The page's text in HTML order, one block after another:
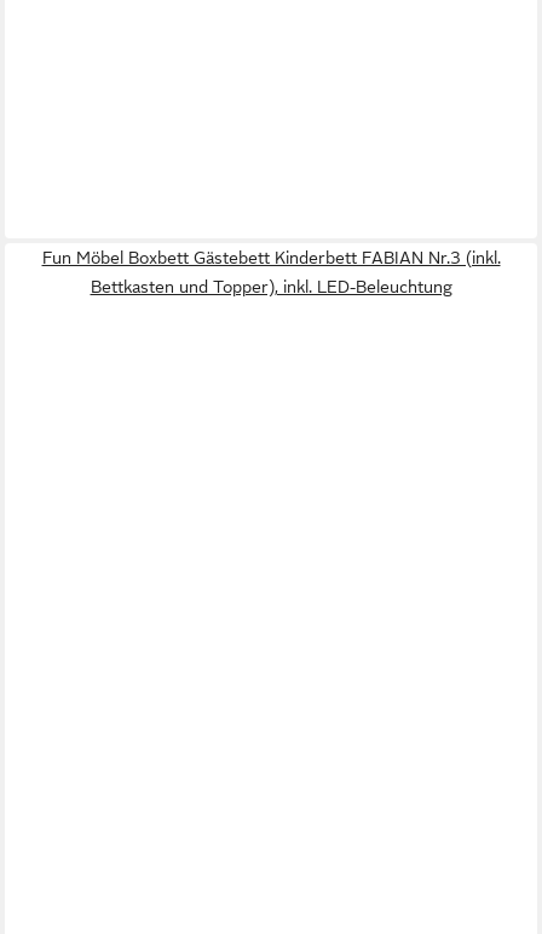
Fun Möbel Boxbett Gästebett Kinderbett FABIAN Nr.3 (inkl.
Bettkasten und Topper), inkl. LED-Beleuchtung